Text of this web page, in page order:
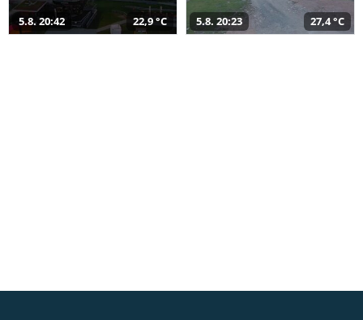
5.8. 20:42 22,9 °C 5.8. 20:23 27,4 °C